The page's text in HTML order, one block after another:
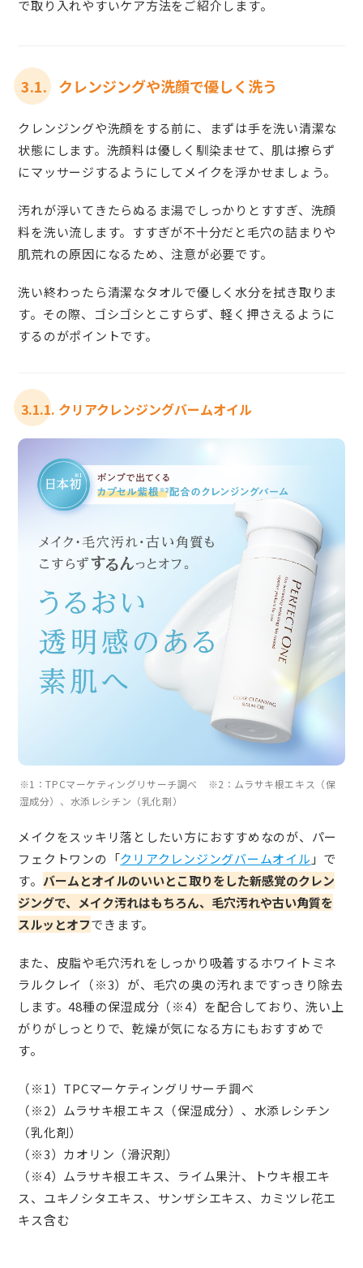
で取り入れやすいケア方法をご紹介します。
3.1. クレンジングや洗顔で優しく洗う
クレンジングや洗顔をする前に、まずは手を洗い清潔な
状態にします。洗顔料は優しく馴染ませて、肌は擦らず
にマッサージするようにしてメイクを浮かせましょう。
汚れが浮いてきたらぬるま湯でしっかりとすすぎ、洗顔
料を洗い流します。すすぎが不十分だと毛穴の詰まりや
肌荒れの原因になるため、注意が必要です。
洗い終わったら清潔なタオルで優しく水分を拭き取りま
す。その際、ゴシゴシとこすらず、軽く押さえるように
するのがポイントです。
3.1.1. クリアクレンジングバームオイル
※1：TPCマーケティングリサーチ調べ ※2：ムラサキ根エキス（保
湿成分）、水添レシチン（乳化剤）
メイクをスッキリ落としたい方におすすめなのが、パー
フェクトワンの「クリアクレンジングバームオイル 」で
す。 バームとオイルのいいとこ取りをした新感覚のクレン
ジングで、メイク汚れはもちろん、毛穴汚れや古い角質を
スルッとオフできます。
また、皮脂や毛穴汚れをしっかり吸着するホワイトミネ
ラルクレイ（※3）が、毛穴の奥の汚れまですっきり除去
します。48種の保湿成分（※4）を配合しており、洗い上
がりがしっとりで、乾燥が気になる方にもおすすめで
す。
（※1）TPCマーケティングリサーチ調べ
（※2）ムラサキ根エキス（保湿成分）、水添レシチン
（乳化剤）
（※3）カオリン（滑沢剤）
（※4）ムラサキ根エキス、ライム果汁、トウキ根エキ
ス、ユキノシタエキス、サンザシエキス、カミツレ花エ
キス含む